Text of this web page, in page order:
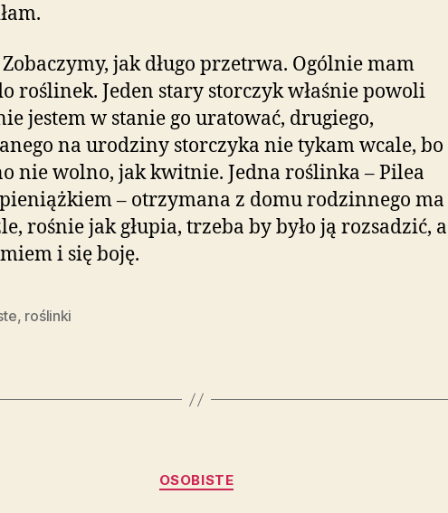
Zobaczymy, jak długo przetrwa. Ogólnie mam
roślinek. Jeden stary storczyk właśnie powoli
jestem w stanie go uratować, drugiego,
na urodziny storczyka nie tykam wcale, bo
nie wolno, jak kwitnie. Jedna roślinka – Pilea
– otrzymana z domu rodzinnego ma
rośnie jak głupia, trzeba by było ją rozsadzić, a
i się boję.
, roślinki
Kategorie
OSOBISTE